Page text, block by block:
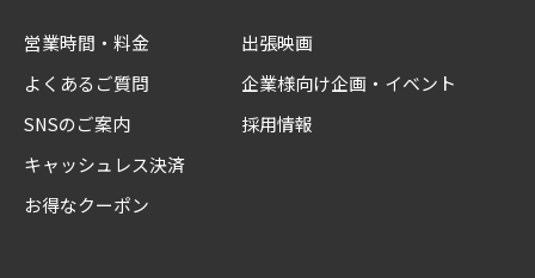
営業時間・料金
よくあるご質問
SNSのご案内
キャッシュレス決済
お得なクーポン
出張映画
企業様向け企画・イベント
採用情報